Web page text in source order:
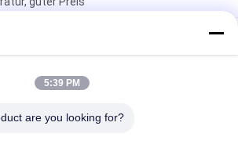
Transicold Kühleinheit verfügbar für
Länge Lkw 24V Direktantrieb
ersetzen die Citimax 600
D7 Modell verfügbar für LKW mit
5:39 PM
are you looking for?